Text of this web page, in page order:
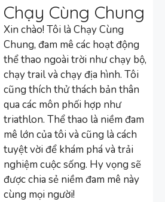
Chạy Cùng Chung
Xin chào! Tôi là Chạy Cùng
Chung, đam mê các hoạt động
thể thao ngoài trời như chạy bộ,
chạy trail và chạy địa hình. Tôi
cũng thích thử thách bản thân
qua các môn phối hợp như
triathlon. Thể thao là niềm đam
mê lớn của tôi và cũng là cách
tuyệt vời để khám phá và trải
nghiệm cuộc sống. Hy vọng sẽ
được chia sẻ niềm đam mê này
cùng mọi người!